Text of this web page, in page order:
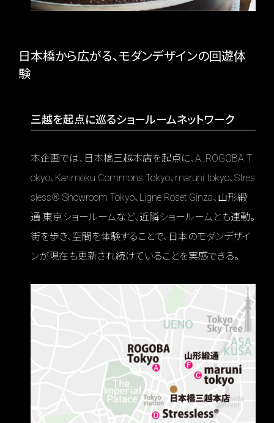
日本橋から広がる、モダンデザインの回遊体
験
三越を起点に巡るショールームネットワーク
本企画では、日本橋三越本店を起点に、A_ROGOBA T
okyo、Karimoku Commons Tokyo、maruni tokyo、Stres
sless® Showroom Tokyo、Ligne Roset Ginza、山形緞
通 東京ショールームなど、近隣ショールームとも連動。
街を歩き、空間を体験することで、日本のモダンデザイ
ンが現在も更新され続けていることを実感できる。